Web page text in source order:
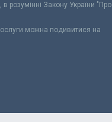
розумінні Закону України "Про
можна подивитися на